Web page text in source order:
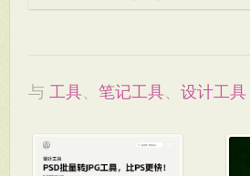
与 工具 笔记工具 设计工具